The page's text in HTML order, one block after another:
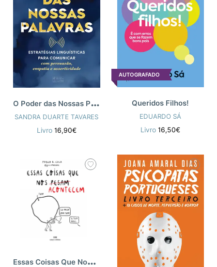
O
Poder das Nossas Palavras
SANDRA DUARTE TAVARES
Livro 16,90€
AUTOGRAFADO
Queridos Filhos!
EDUARDO SÁ
Livro16,50€
E
ssas Coisas Que Nos Pesam